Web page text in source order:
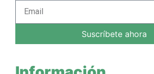
Suscríbete ahora